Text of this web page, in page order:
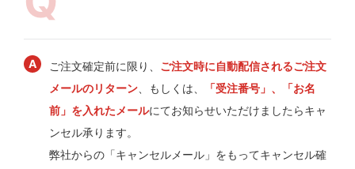
ご注文確定前に限り、 ご注文時に自動配信されるご注文
メールのリターン、もしくは、
「受注番号」、「お名
前」を入れたメールにてお知らせいただけましたらキャ
ンセル承ります。
弊社からの「キャンセルメール」をもってキャンセル確